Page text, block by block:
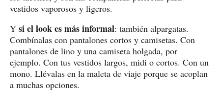
vestidos vaporosos y ligeros.
Y si el look es más informal: también alpargatas.
Combínalas con pantalones cortos y camisetas. Con
pantalones de lino y una camiseta holgada, por
ejemplo. Con tus vestidos largos, midi o cortos. Con un
mono. Llévalas en la maleta de viaje porque se acoplan
a muchas opciones.